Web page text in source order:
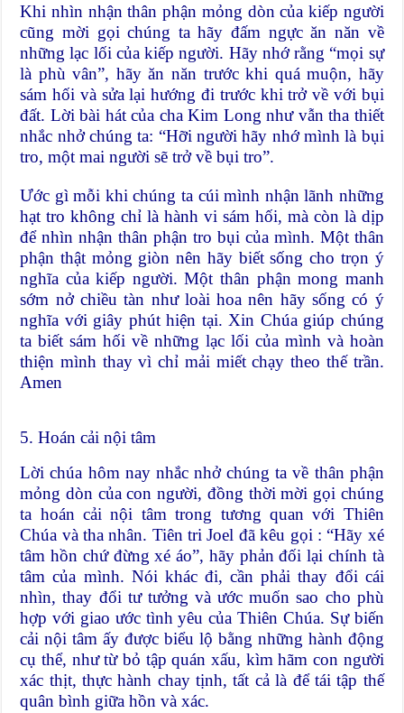
Khi nhìn nhận thân phận mỏng dòn của kiếp người
cũng mời gọi chúng ta hãy đấm ngực ăn năn về
những lạc lối của kiếp người. Hãy nhớ rằng “mọi sự
là phù vân”, hãy ăn năn trước khi quá muộn, hãy
sám hối và sửa lại hướng đi trước khi trở về với bụi
đất. Lời bài hát của cha Kim Long như vẫn tha thiết
nhắc nhở chúng ta: “Hỡi người hãy nhớ mình là bụi
tro, một mai người sẽ trở về bụi tro”.
Ước gì mỗi khi chúng ta cúi mình nhận lãnh những
hạt tro không chỉ là hành vi sám hối, mà còn là dịp
để nhìn nhận thân phận tro bụi của mình. Một thân
phận thật mỏng giòn nên hãy biết sống cho trọn ý
nghĩa của kiếp người. Một thân phận mong manh
sớm nở chiều tàn như loài hoa nên hãy sống có ý
nghĩa với giây phút hiện tại. Xin Chúa giúp chúng
ta biết sám hối về những lạc lối của mình và hoàn
thiện mình thay vì chỉ mải miết chạy theo thế trần.
Amen
5. Hoán cải nội tâm
Lời chúa hôm nay nhắc nhở chúng ta về thân phận
mỏng dòn của con người, đồng thời mời gọi chúng
ta hoán cải nội tâm trong tương quan với Thiên
Chúa và tha nhân. Tiên tri Joel đã kêu gọi : “Hãy xé
tâm hồn chứ đừng xé áo”, hãy phản đối lại chính tà
tâm của mình. Nói khác đi, cần phải thay đổi cái
nhìn, thay đổi tư tưởng và ước muốn sao cho phù
hợp với giao ước tình yêu của Thiên Chúa. Sự biến
cải nội tâm ấy được biểu lộ bằng những hành động
cụ thể, như từ bỏ tập quán xấu, kìm hãm con người
xác thịt, thực hành chay tịnh, tất cả là để tái tập thế
quân bình giữa hồn và xác.